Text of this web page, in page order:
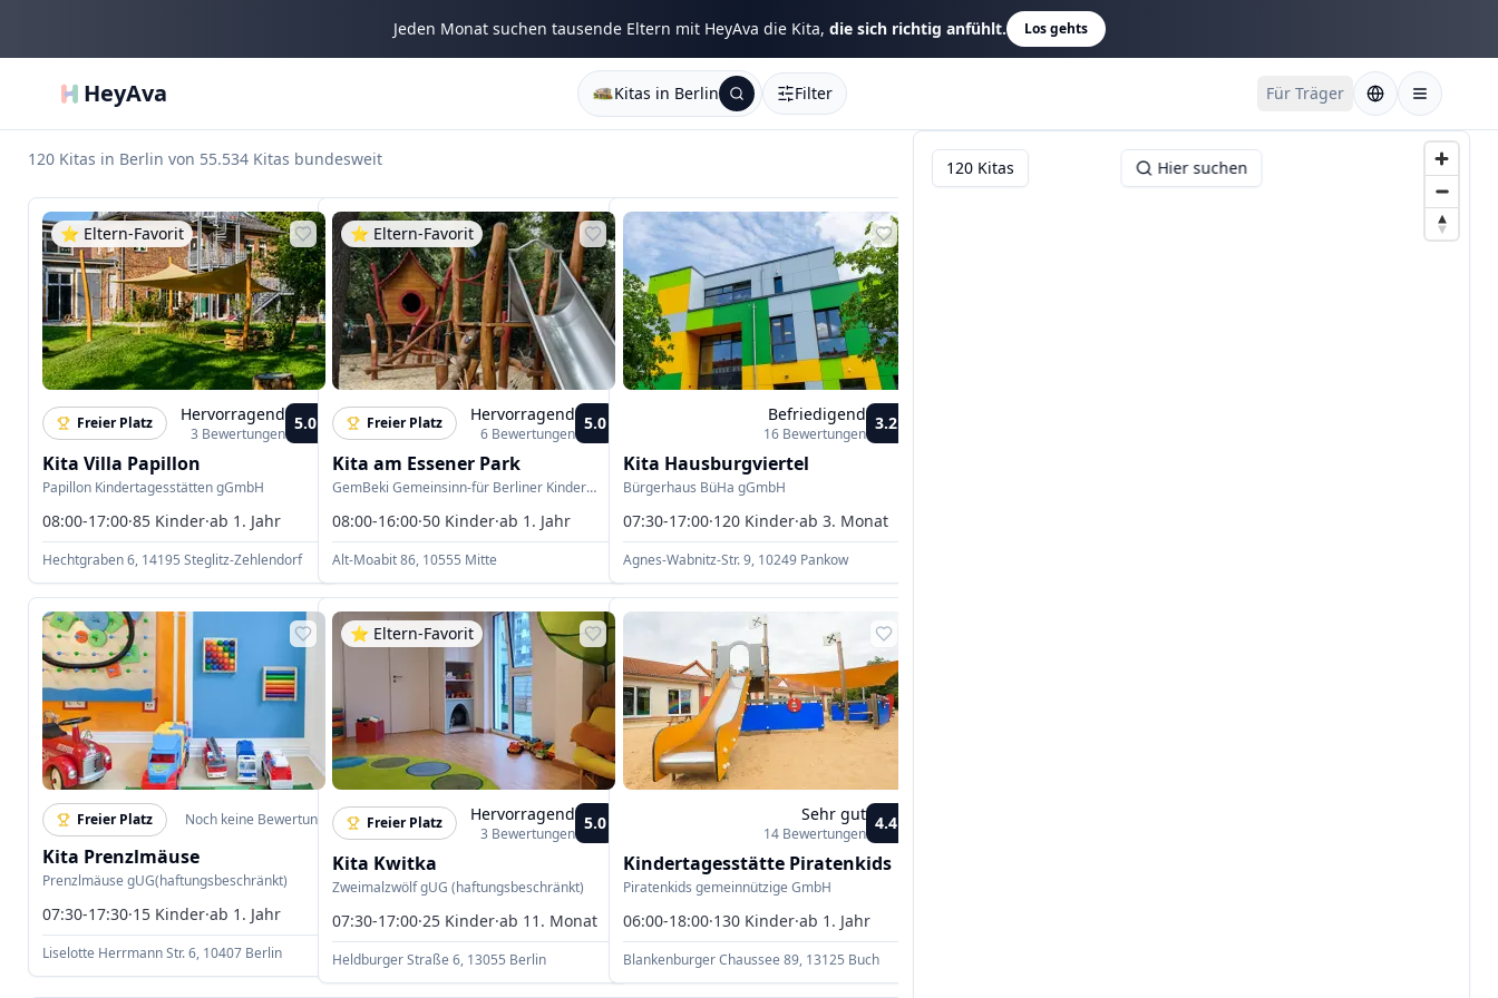
Jeden Monat suchen tausende Eltern mit HeyAva die Kita, die sich richtig anfühlt. Los gehts
HeyAva Kitas in Berlin Filter Für Träger
120 Kitas in Berlin von 55.534 Kitas bundesweit
⭐️ Eltern-Favorit
Freier Platz Hervorragend
3 Bewertungen
5.0
Kita Villa Papillon
Papillon Kindertagesstätten gGmbH
08:00-17:00·85 Kinder·ab 1. Jahr
Hechtgraben 6, 14195 Steglitz-Zehlendorf
⭐️ Eltern-Favorit
Freier Platz Hervorragend
6 Bewertungen
5.0
Kita am Essener Park
GemBeki Gemeinsinn-für Berliner Kinder
08:00-16:00·50 Kinder·ab 1. Jahr
Alt-Moabit 86, 10555 Mitte
Befriedigend
16 Bewertungen
3.2
Kita Hausburgviertel
Bürgerhaus BüHa gGmbH
07:30-17:00·120 Kinder·ab 3. Monat
Agnes-Wabnitz-Str. 9, 10249 Pankow
Freier Platz Noch keine Bewertung
Kita Prenzlmäuse
Prenzlmäuse gUG(haftungsbeschränkt)
07:30-17:30·15 Kinder·ab 1. Jahr
Liselotte Herrmann Str. 6, 10407 Berlin
⭐️ Eltern-Favorit
Freier Platz Hervorragend
3 Bewertungen
5.0
Kita Kwitka
Zweimalzwölf gUG (haftungsbeschränkt)
07:30-17:00·25 Kinder·ab 11. Monat
Heldburger Straße 6, 13055 Berlin
Sehr gut
14 Bewertungen
4.4
Kindertagesstätte Piratenkids
Piratenkids gemeinnützige GmbH
06:00-18:00·130 Kinder·ab 1. Jahr
Blankenburger Chaussee 89, 13125 Buch
120 Kitas Hier suchen